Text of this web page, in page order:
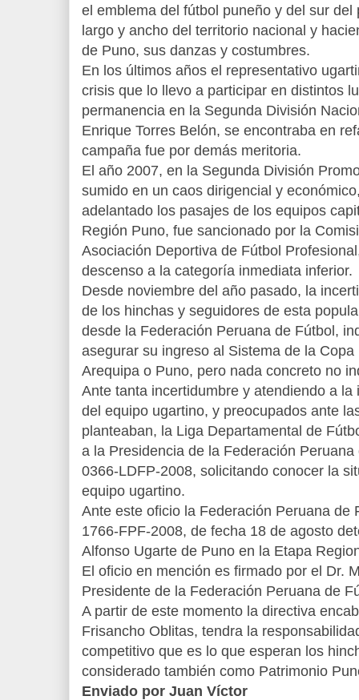
el emblema del fútbol puneño y del sur
largo y ancho del territorio nacional y
de Puno, sus danzas y costumbres.
En los últimos años el representativo
crisis que lo llevo a participar en distintos
permanencia en la Segunda División
Enrique Torres Belón, se encontraba en
campaña fue por demás meritoria.
El año 2007, en la Segunda División
sumido en un caos dirigencial y
adelantado los pasajes de los equipos
Región Puno, fue sancionado por la
Asociación Deportiva de Fútbol
descenso a la categoría inmediata inferior.
Desde noviembre del año pasado, la
de los hinchas y seguidores de esta
desde la Federación Peruana de Fútbol,
asegurar su ingreso al Sistema de la
Arequipa o Puno, pero nada concreto no
Ante tanta incertidumbre y atendiendo a
del equipo ugartino, y preocupados ante
planteaban, la Liga Departamental de
a la Presidencia de la Federación
0366-LDFP-2008, solicitando conocer la
equipo ugartino.
Ante este oficio la Federación Peruana de
1766-FPF-2008, de fecha 18 de agosto
Alfonso Ugarte de Puno en la Etapa
El oficio en mención es firmado por el Dr.
Presidente de la Federación Peruana de
A partir de este momento la directiva
Frisancho Oblitas, tendra la
competitivo que es lo que esperan los
considerado también como Patrimonio
Enviado por Juan Víctor